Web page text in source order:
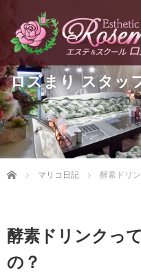
ロズまり スタッ
Home マリコ日記 酵素ドリ
酵素ドリンクっ
の？